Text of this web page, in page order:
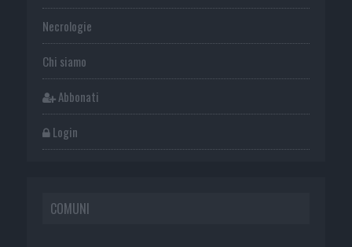
Necrologie
Chi siamo
Abbonati
Login
COMUNI